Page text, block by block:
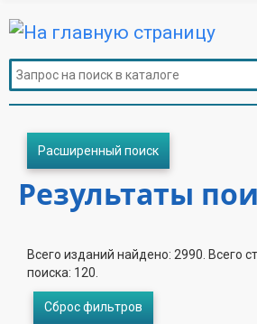
Расширенный поиск
Результаты
Всего изданий найдено: 2990. Всего
поиска: 120.
Сброс фильтров